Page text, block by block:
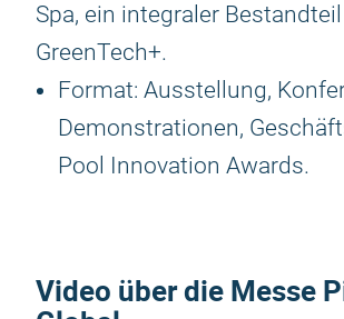
Spa, ein integraler
GreenTech+.
Format: Ausstellung,
Demonstrationen,
Pool Innovation Awards.
Video über die Messe